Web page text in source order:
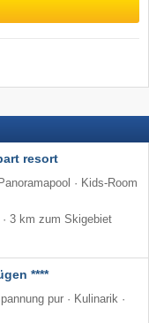
resort
· Kids-Room
· 3 km zum Skigebiet
****
pur · Kulinarik ·